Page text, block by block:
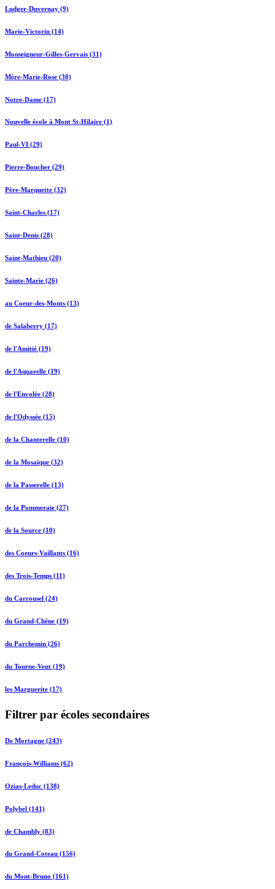
Ludger-Duvernay (9)
Marie-Victorin (14)
Monseigneur-Gilles-Gervais (31)
Mère-Marie-Rose (30)
Notre-Dame (17)
Nouvelle école à Mont St-Hilaire (1)
Paul-VI (29)
Pierre-Boucher (29)
Père-Marquette (32)
Saint-Charles (17)
Saint-Denis (28)
Saint-Mathieu (20)
Sainte-Marie (26)
au Coeur-des-Monts (13)
de Salaberry (17)
de l'Amitié (19)
de l'Aquarelle (19)
de l'Envolée (28)
de l'Odyssée (15)
de la Chanterelle (10)
de la Mosaïque (32)
de la Passerelle (13)
de la Pommeraie (27)
de la Source (10)
des Coeurs-Vaillants (16)
des Trois-Temps (11)
du Carrousel (24)
du Grand-Chêne (19)
du Parchemin (26)
du Tourne-Vent (19)
les Marguerite (17)
Filtrer par écoles secondaires
De Mortagne (243)
François-Williams (62)
Ozias-Leduc (138)
Polybel (141)
de Chambly (83)
du Grand-Coteau (156)
du Mont-Bruno (161)